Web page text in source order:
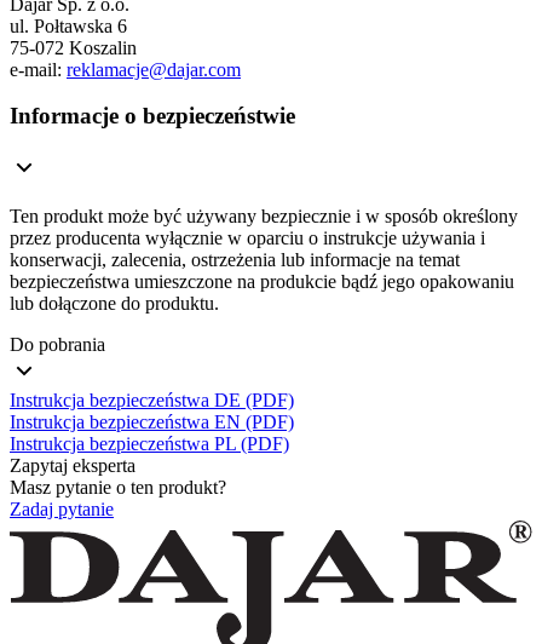
ul. Połtawska 6
75-072 Koszalin
e-mail: reklamacje@dajar.com
Informacje o bezpieczeństwie
Ten produkt może być używany bezpiecznie i w sposób określony
przez producenta wyłącznie w oparciu o instrukcje używania i
konserwacji, zalecenia, ostrzeżenia lub informacje na temat
bezpieczeństwa umieszczone na produkcie bądź jego opakowaniu
lub dołączone do produktu.
Do pobrania
Instrukcja bezpieczeństwa DE (PDF)
Instrukcja bezpieczeństwa EN (PDF)
Instrukcja bezpieczeństwa PL (PDF)
Zapytaj eksperta
Masz pytanie o ten produkt?
Zadaj pytanie